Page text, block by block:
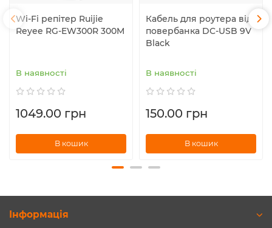
Wi-Fi репітер Ruijie
Reyee RG-EW300R 300M
В наявності
1049.00 грн
В кошик
Кабель для роутера від
повербанка DC-USB 9V
Black
В наявності
150.00 грн
В кошик
Інформація